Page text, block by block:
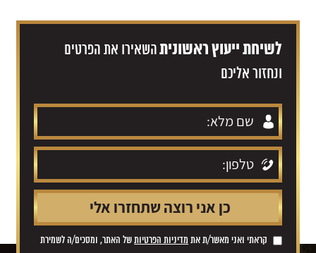
לשיחת ייעוץ ראשוניתהשאירו את הפרטים
ונחזור אליכם
קראתי ואני מאשר/ת את מדיניות הפרטיותשל האתר, ומסכים/ה לשמירת